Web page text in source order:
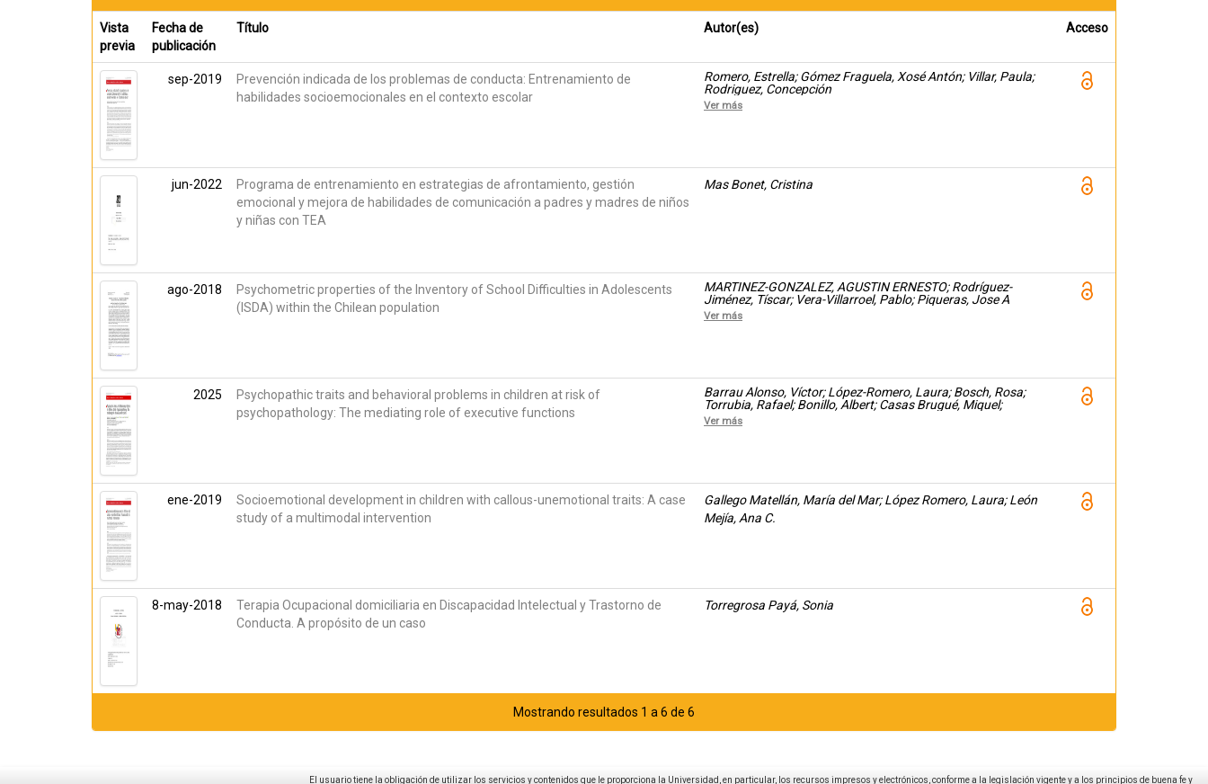
Vista
previa
Fecha de
publicación
Título Autor(es) Acceso
sep-2019
Prevención indicada de los problemas de conducta: Entrenamiento de
habilidades socioemocionales en el contexto escolar
Romero, Estrella; Gómez Fraguela, Xosé Antón; Villar, Paula;
Rodriguez, Concepción
Ver más
jun-2022
Programa de entrenamiento en estrategias de afrontamiento, gestión
emocional y mejora de habilidades de comunicación a padres y madres de niños
y niñas con TEA
Mas Bonet, Cristina
ago-2018
Psychometric properties of the Inventory of School Difficulties in Adolescents
(ISDA) within the Chilean population
MARTINEZ-GONZALEZ, AGUSTIN ERNESTO; Rodríguez-
Jiménez, Tíscar; Vera-Villarroel, Pablo; Piqueras, Jose A
Ver más
2025
Psychopathic traits and behavioral problems in children at risk of
psychopathology: The mediating role of executive functions
Barrau Alonso, Víctor; López-Romero, Laura; Bosch, Rosa;
Torrubia, Rafael; Bonillo, Albert; Casas Brugué, Miquel;
Molinuevo, Beatriz
Ver más
ene-2019
Socioemotional development in children with callous-unemotional traits: A case
study of a multimodal intervention
Gallego Matellán, María del Mar; López Romero, Laura; León
Mejía, Ana C.
8-may-2018
Terapia Ocupacional domiciliaria en Discapacidad Intelectual y Trastorno de
Conducta. A propósito de un caso
Torregrosa Payá, Sonia
Mostrando resultados 1 a 6 de 6
El usuario tiene la obligación de utilizar los servicios y contenidos que le proporciona la Universidad, en particular, los recursos impresos y electrónicos, conforme a la legislación vigente y a los principios de buena fe y